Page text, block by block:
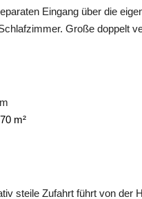
Eingang über die
Große doppelt
m²
steile Zufahrt führt von der